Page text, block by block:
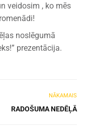
veidosim , ko mēs
noslēgumā
prezentācija.
NĀKAMAIS
RADOŠUMA NEDĒĻĀ